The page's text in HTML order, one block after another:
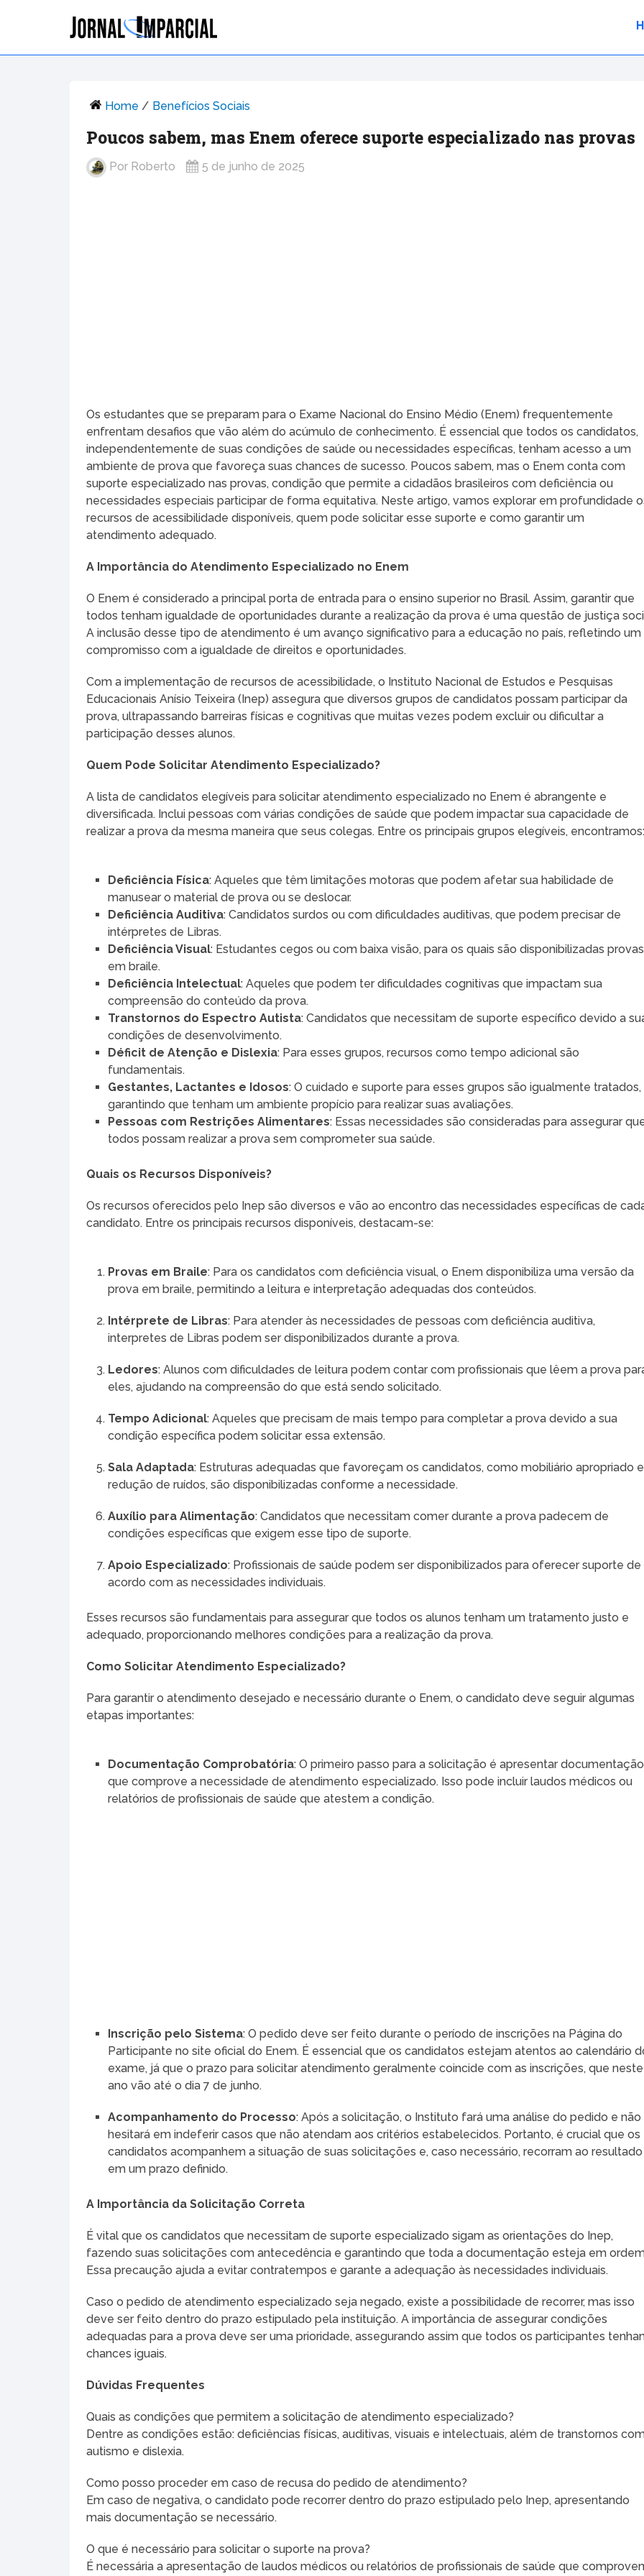
Home / Benefícios Sociais
Poucos sabem, mas Enem oferece suporte especializado nas provas
Por Roberto 5 de junho de 2025
Os estudantes que se preparam para o Exame Nacional do Ensino Médio (Enem) frequentemente
enfrentam desafios que vão além do acúmulo de conhecimento. É essencial que todos os candidatos,
independentemente de suas condições de saúde ou necessidades específicas, tenham acesso a um
ambiente de prova que favoreça suas chances de sucesso. Poucos sabem, mas o Enem conta com
suporte especializado nas provas, condição que permite a cidadãos brasileiros com deficiência ou
necessidades especiais participar de forma equitativa. Neste artigo, vamos explorar em profundidade
recursos de acessibilidade disponíveis, quem pode solicitar esse suporte e como garantir um
atendimento adequado.
A Importância do Atendimento Especializado no Enem
O Enem é considerado a principal porta de entrada para o ensino superior no Brasil. Assim, garantir que
todos tenham igualdade de oportunidades durante a realização da prova é uma questão de justiça
A inclusão desse tipo de atendimento é um avanço significativo para a educação no país, refletindo um
compromisso com a igualdade de direitos e oportunidades.
Com a implementação de recursos de acessibilidade, o Instituto Nacional de Estudos e Pesquisas
Educacionais Anísio Teixeira (Inep) assegura que diversos grupos de candidatos possam participar da
prova, ultrapassando barreiras físicas e cognitivas que muitas vezes podem excluir ou dificultar a
participação desses alunos.
Quem Pode Solicitar Atendimento Especializado?
A lista de candidatos elegíveis para solicitar atendimento especializado no Enem é abrangente e
diversificada. Inclui pessoas com várias condições de saúde que podem impactar sua capacidade de
realizar a prova da mesma maneira que seus colegas. Entre os principais grupos elegíveis,
Deficiência Física: Aqueles que têm limitações motoras que podem afetar sua habilidade de
manusear o material de prova ou se deslocar.
Deficiência Auditiva: Candidatos surdos ou com dificuldades auditivas, que podem precisar de
intérpretes de Libras.
Deficiência Visual: Estudantes cegos ou com baixa visão, para os quais são disponibilizadas provas
em braile.
Deficiência Intelectual: Aqueles que podem ter dificuldades cognitivas que impactam sua
compreensão do conteúdo da prova.
Transtornos do Espectro Autista: Candidatos que necessitam de suporte específico devido a
condições de desenvolvimento.
Déficit de Atenção e Dislexia: Para esses grupos, recursos como tempo adicional são
fundamentais.
Gestantes, Lactantes e Idosos: O cuidado e suporte para esses grupos são igualmente tratados,
garantindo que tenham um ambiente propício para realizar suas avaliações.
Pessoas com Restrições Alimentares: Essas necessidades são consideradas para assegurar
todos possam realizar a prova sem comprometer sua saúde.
Quais os Recursos Disponíveis?
Os recursos oferecidos pelo Inep são diversos e vão ao encontro das necessidades específicas de
candidato. Entre os principais recursos disponíveis, destacam-se:
Provas em Braile: Para os candidatos com deficiência visual, o Enem disponibiliza uma versão da
prova em braile, permitindo a leitura e interpretação adequadas dos conteúdos.
Intérprete de Libras: Para atender às necessidades de pessoas com deficiência auditiva,
interpretes de Libras podem ser disponibilizados durante a prova.
Ledores: Alunos com dificuldades de leitura podem contar com profissionais que lêem a prova
eles, ajudando na compreensão do que está sendo solicitado.
Tempo Adicional: Aqueles que precisam de mais tempo para completar a prova devido a sua
condição específica podem solicitar essa extensão.
Sala Adaptada: Estruturas adequadas que favoreçam os candidatos, como mobiliário apropriado e
redução de ruídos, são disponibilizadas conforme a necessidade.
Auxílio para Alimentação: Candidatos que necessitam comer durante a prova padecem de
condições específicas que exigem esse tipo de suporte.
Apoio Especializado: Profissionais de saúde podem ser disponibilizados para oferecer suporte de
acordo com as necessidades individuais.
Esses recursos são fundamentais para assegurar que todos os alunos tenham um tratamento justo e
adequado, proporcionando melhores condições para a realização da prova.
Como Solicitar Atendimento Especializado?
Para garantir o atendimento desejado e necessário durante o Enem, o candidato deve seguir algumas
etapas importantes:
Documentação Comprobatória: O primeiro passo para a solicitação é apresentar documentação
que comprove a necessidade de atendimento especializado. Isso pode incluir laudos médicos ou
relatórios de profissionais de saúde que atestem a condição.
Inscrição pelo Sistema: O pedido deve ser feito durante o período de inscrições na Página do
Participante no site oficial do Enem. É essencial que os candidatos estejam atentos ao calendário
exame, já que o prazo para solicitar atendimento geralmente coincide com as inscrições, que neste
ano vão até o dia 7 de junho.
Acompanhamento do Processo: Após a solicitação, o Instituto fará uma análise do pedido e não
hesitará em indeferir casos que não atendam aos critérios estabelecidos. Portanto, é crucial que os
candidatos acompanhem a situação de suas solicitações e, caso necessário, recorram ao resultado
em um prazo definido.
A Importância da Solicitação Correta
É vital que os candidatos que necessitam de suporte especializado sigam as orientações do Inep,
fazendo suas solicitações com antecedência e garantindo que toda a documentação esteja em
Essa precaução ajuda a evitar contratempos e garante a adequação às necessidades individuais.
Caso o pedido de atendimento especializado seja negado, existe a possibilidade de recorrer, mas isso
deve ser feito dentro do prazo estipulado pela instituição. A importância de assegurar condições
adequadas para a prova deve ser uma prioridade, assegurando assim que todos os participantes
chances iguais.
Dúvidas Frequentes
Quais as condições que permitem a solicitação de atendimento especializado?
Dentre as condições estão: deficiências físicas, auditivas, visuais e intelectuais, além de transtornos
autismo e dislexia.
Como posso proceder em caso de recusa do pedido de atendimento?
Em caso de negativa, o candidato pode recorrer dentro do prazo estipulado pelo Inep, apresentando
mais documentação se necessário.
O que é necessário para solicitar o suporte na prova?
É necessária a apresentação de laudos médicos ou relatórios de profissionais de saúde que